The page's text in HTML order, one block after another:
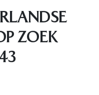
ZOEK